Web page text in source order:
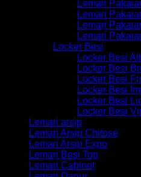
Lemari
Lemari
Lemari
Lemari
Locker Besi
Locker Besi
Locker Besi
Locker Besi
Locker Besi
Locker Besi
Locker Besi
Lemari arsip
Lemari Arsip Chitose
Lemari Arsip Expo
Lemari Besi Top
Lemari Cabinet